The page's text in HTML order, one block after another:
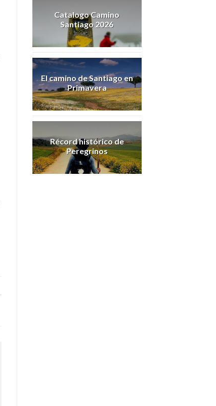
Catalogo Camino
Santiago 2026
El camino de Santiago en
Primavera
Récord histórico de
Peregrinos